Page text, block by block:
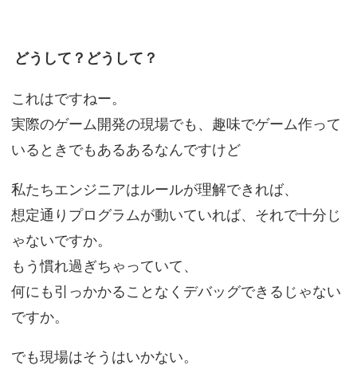
どうして？どうして？
これはですねー。
実際のゲーム開発の現場でも、趣味でゲーム作って
いるときでもあるあるなんですけど
私たちエンジニアはルールが理解できれば、
想定通りプログラムが動いていれば、それで十分じ
ゃないですか。
もう慣れ過ぎちゃっていて、
何にも引っかかることなくデバッグできるじゃない
ですか。
でも現場はそうはいかない。